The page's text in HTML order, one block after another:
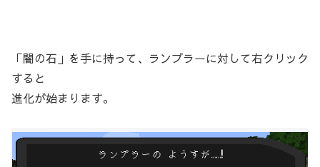
「闇の石」を手に持って、ランプラーに対して右クリック
すると
進化が始まります。